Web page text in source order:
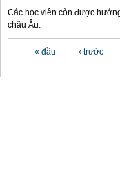
Các học viên còn được
châu Âu.
« đầu ‹ trước